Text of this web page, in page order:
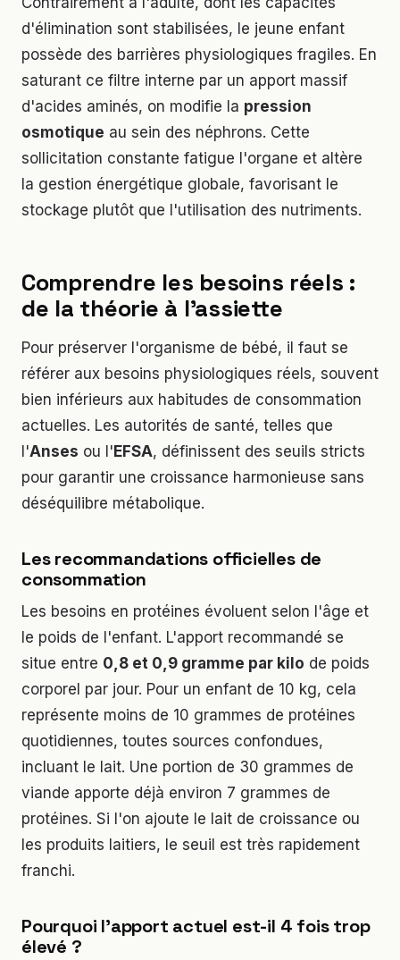
d'élimination sont stabilisées, le jeune enfant
possède des barrières physiologiques fragiles. En
saturant ce filtre interne par un apport massif
d'acides aminés, on modifie la pression
osmotique au sein des néphrons. Cette
sollicitation constante fatigue l'organe et altère
la gestion énergétique globale, favorisant le
stockage plutôt que l'utilisation des nutriments.
Comprendre les besoins réels :
de la théorie à l'assiette
Pour préserver l'organisme de bébé, il faut se
référer aux besoins physiologiques réels, souvent
bien inférieurs aux habitudes de consommation
actuelles. Les autorités de santé, telles que
l'Anses ou l' EFSA, définissent des seuils stricts
pour garantir une croissance harmonieuse sans
déséquilibre métabolique.
Les recommandations officielles de
consommation
Les besoins en protéines évoluent selon l'âge et
le poids de l'enfant. L'apport recommandé se
situe entre 0,8 et 0,9 gramme par kilo de poids
corporel par jour. Pour un enfant de 10 kg, cela
représente moins de 10 grammes de protéines
quotidiennes, toutes sources confondues,
incluant le lait. Une portion de 30 grammes de
viande apporte déjà environ 7 grammes de
protéines. Si l'on ajoute le lait de croissance ou
les produits laitiers, le seuil est très rapidement
franchi.
Pourquoi l'apport actuel est-il 4 fois trop
élevé ?